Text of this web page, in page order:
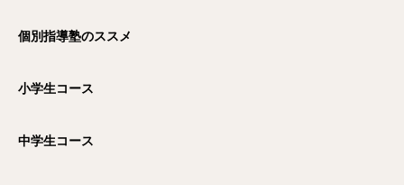
個別指導塾のススメ
小学生コース
中学生コース